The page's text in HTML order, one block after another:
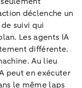
déclenche un
suivi qui
Les agents IA
différente.
Au lieu
peut en exécuter
le même laps